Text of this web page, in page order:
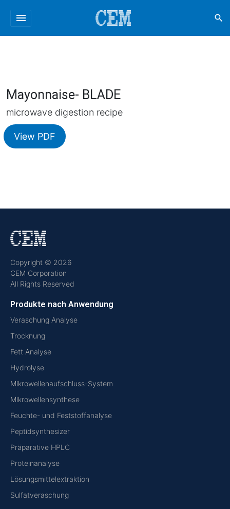
menu search
Mayonnaise- BLADE
microwave digestion recipe
View PDF
Copyright © 2026
CEM Corporation
All Rights Reserved
Produkte nach Anwendung
Veraschung Analyse
Trocknung
Fett Analyse
Hydrolyse
Mikrowellenaufschluss-System
Mikrowellensynthese
Feuchte- und Feststoffanalyse
Peptidsynthesizer
Präparative HPLC
Proteinanalyse
Lösungsmittelextraktion
Sulfatveraschung